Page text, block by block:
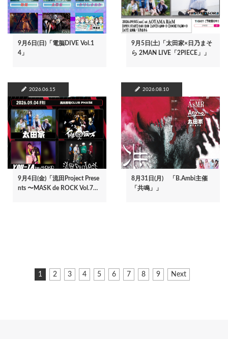
9月6日(日)「電脳DIVE Vol.1
4」
9月5日(土)「太田家×日乃まそ
ら 2MAN LIVE「2PIECE」」
2026.06.15
9月4日(金)「流田Project Prese
nts 〜MASK de ROCK Vol.7…
2026.08.10
8月31日(月) 「B.Ambi主催
「共鳴」」
カ
1
ペ
2
ペ
3
ペ
4
ペ
5
ペ
6
ペ
7
ペ
8
ペ
9
次
Next